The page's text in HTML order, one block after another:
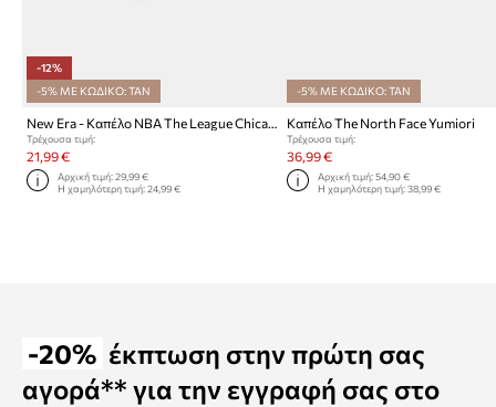
-12%
-5% ΜΕ ΚΩΔΙΚΟ: TAN
New Era - Καπέλο NBA The League Chicago Bulls NFL THE LEAGUE
Τρέχουσα τιμή:
21,99 €
Αρχική τιμή:29,99 €
Η χαμηλότερη τιμή:24,99 €
-5% ΜΕ ΚΩΔΙΚΟ: TAN
Καπέλο The North Face Yumiori
Τρέχουσα τιμή:
36,99 €
Αρχική τιμή: 54,90 €
Η χαμηλότερη τιμή: 38,99 €
-20% έκπτωση στην πρώτη σας
αγορά** για την εγγραφή σας στο